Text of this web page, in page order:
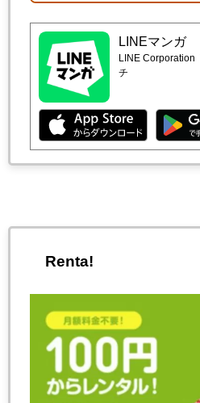
LINEマンガ
LINE Corporation
チ
Renta!